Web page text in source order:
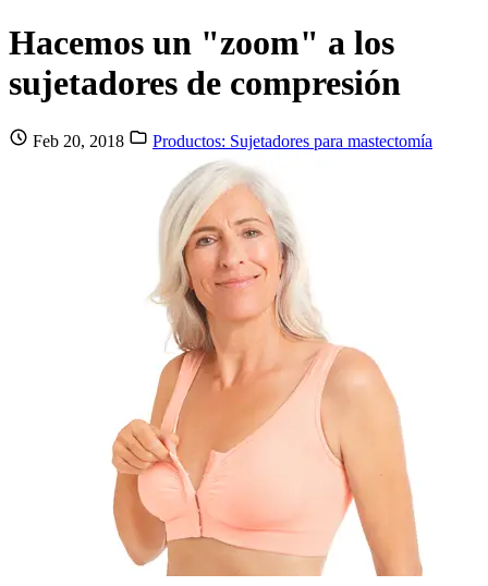
Hacemos un "zoom" a los
sujetadores de compresión
Feb 20, 2018 Productos: Sujetadores para mastectomía